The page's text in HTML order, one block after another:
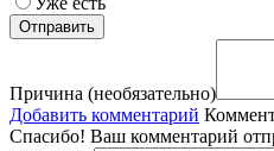
Причина (необязательно)
Добавить комментарий
Спасибо! Ваш комментарий